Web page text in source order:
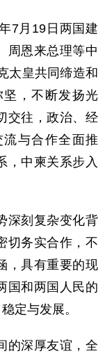
7月19日两国建
周恩来总理等中
太皇共同缔造和
，不断发扬光
交往，政治、经
与合作全面推
，中柬关系步入
刻复杂变化背
切务实合作，不
，具有重要的现
国和两国人民的
定与发展。
深厚友谊，全